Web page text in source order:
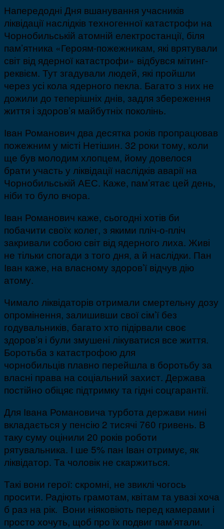
Напередодні Дня вшанування учасників
ліквідації наслідків техногенної катастрофи на
Чорнобильській атомній електростанції, біля
пам’ятника «Героям-пожежникам, які врятували
світ від ядерної катастрофи» відбувся мітинг-
реквієм. Тут згадували людей, які пройшли
через усі кола ядерного пекла. Багато з них не
дожили до теперішніх днів, задля збереження
життя і здоров’я майбутніх поколінь.
Іван Романович два десятка років пропрацював
пожежним у місті Нетішин. 32 роки тому, коли
ще був молодим хлопцем, йому довелося
брати участь у ліквідації наслідків аварії на
Чорнобильській АЕС. Каже, пам’ятає цей день,
ніби то було вчора.
Іван Романович каже, сьогодні хотів би
побачити своїх колег, з якими пліч-о-пліч
закривали собою світ від ядерного лиха. Живі
не тільки спогади з того дня, а й наслідки. Пан
Іван каже, на власному здоров’ї відчув дію
атому.
Чимало ліквідаторів отримали смертельну дозу
опромінення, залишивши свої сім’ї без
годувальників, багато хто підірвали своє
здоров’я і були змушені лікуватися все життя.
Боротьба з катастрофою для
чорнобильців плавно перейшла в боротьбу за
власні права на соціальний захист. Держава
постійно обіцяє підтримку та гідні соцгарантії.
Для Івана Романовича турбота держави нині
вкладається у пенсію 2 тисячі 760 гривень. В
таку суму оцінили 20 років роботи
рятувальника. І ше 5% пан Іван отримує, як
ліквідатор. Та чоловік не скаржиться.
Такі вони герої: скромні, не звиклі чогось
просити. Радіють грамотам, квітам та увазі хоча
б раз на рік. Вони ніяковіють перед камерами і
просто хочуть, щоб про їх подвиг пам’ятали.